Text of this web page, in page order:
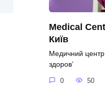
Medical
Київ
Медичний
здоров’
0 50